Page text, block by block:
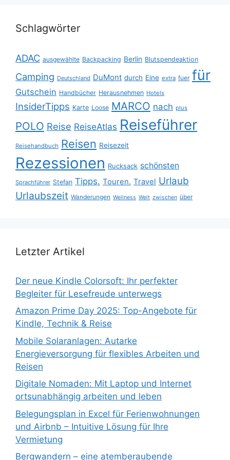
Schlagwörter
ADAC ausgewählte Backpacking Berlin Blutspendeaktion
Camping Deutschland DuMont durch Eine extra fuer für
Gutschein Handbücher Herausnehmen Hotels
InsiderTipps Karte Loose MARCO nach plus
POLO Reise ReiseAtlas Reiseführer
Reisehandbuch Reisen Reisezeit
Rezessionen Rucksack schönsten
Sprachführer Stefan Tipps. Touren. Travel Urlaub
Urlaubszeit Wanderungen Wellness Welt zwischen über
Letzter Artikel
Der neue Kindle Colorsoft: Ihr perfekter
Begleiter für Lesefreude unterwegs
Amazon Prime Day 2025: Top-Angebote für
Kindle, Technik & Reise
Mobile Solaranlagen: Autarke
Energieversorgung für flexibles Arbeiten und
Reisen
Digitale Nomaden: Mit Laptop und Internet
ortsunabhängig arbeiten und leben
Belegungsplan in Excel für Ferienwohnungen
und Airbnb – Intuitive Lösung für Ihre
Vermietung
Bergwandern – eine atemberaubende